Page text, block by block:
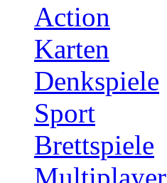
Action
Karten
Denkspiele
Sport
Brettspiele
Multiplayer